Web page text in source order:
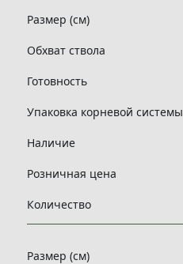
Размер (см)
Обхват ствола
Готовность
Упаковка корневой системы
Наличие
Розничная цена
Количество
Размер (см)